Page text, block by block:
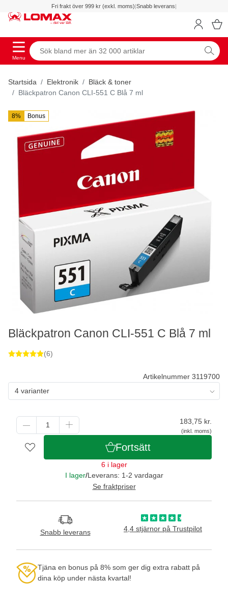
Fri frakt över 999 kr (exkl. moms)|Snabb leverans|
Menu
Startsida Elektronik
Bläck & toner
Bläckpatron Canon CLI-551 C Blå 7 ml
8% Bonus
Artikelnummer 3119700
4 varianter
183,75 kr.
(inkl. moms)
Fortsätt
6 i lager
I lager/Leverans: 1-2 vardagar
Se fraktpriser
Snabb leverans 4,4 stjärnor på Trustpilot
Tjäna en bonus på 8% som ger dig extra rabatt på
dina köp under nästa kvartal!
Bläckpatron Canon CLI-551 C Blå 7 ml
(6)